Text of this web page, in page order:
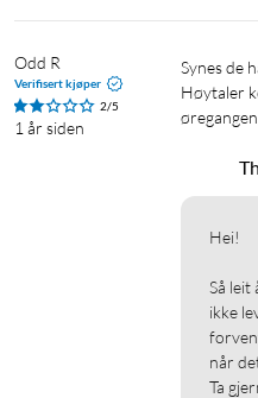
IP-klassifisering: IPX5
Vekt per ørepropp: 9g
Total vekt: 75g
Odd R
Verifisert kjøper
2/5
1 år siden
Synes de har en dårlig passform til øret.
Høytaler
Hei!
Så
ikke
når
Ta